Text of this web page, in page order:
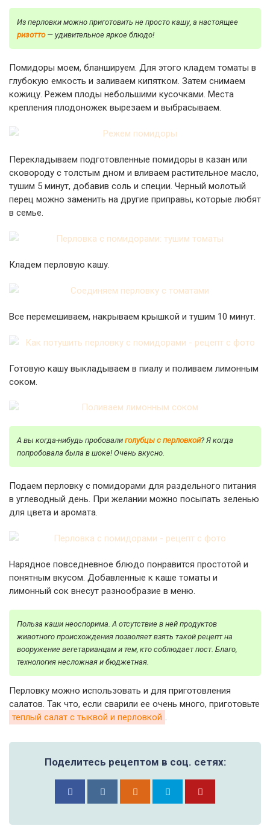
Из перловки можно приготовить не просто кашу, а настоящее
ризотто— удивительное яркое блюдо!
Помидоры моем, бланшируем. Для этого кладем томаты в
глубокую емкость и заливаем кипятком. Затем снимаем
кожицу. Режем плоды небольшими кусочками. Места
крепления плодоножек вырезаем и выбрасываем.
Перекладываем подготовленные помидоры в казан или
сковороду с толстым дном и вливаем растительное масло,
тушим 5 минут, добавив соль и специи. Черный молотый
перец можно заменить на другие приправы, которые любят
в семье.
Кладем перловую кашу.
Все перемешиваем, накрываем крышкой и тушим 10 минут.
Готовую кашу выкладываем в пиалу и поливаем лимонным
соком.
А вы когда-нибудь пробовали голубцы с перловкой? Я когда
попробовала была в шоке! Очень вкусно.
Подаем перловку с помидорами для раздельного питания
в углеводный день. При желании можно посыпать зеленью
для цвета и аромата.
Нарядное повседневное блюдо понравится простотой и
понятным вкусом. Добавленные к каше томаты и
лимонный сок внесут разнообразие в меню.
Польза каши неоспорима. А отсутствие в ней продуктов
животного происхождения позволяет взять такой рецепт на
вооружение вегетарианцам и тем, кто соблюдает пост. Благо,
технология несложная и бюджетная.
Перловку можно использовать и для приготовления
салатов. Так что, если сварили ее очень много, приготовьте
теплый салат с тыквой и перловкой .
Поделитесь рецептом в соц. сетях: